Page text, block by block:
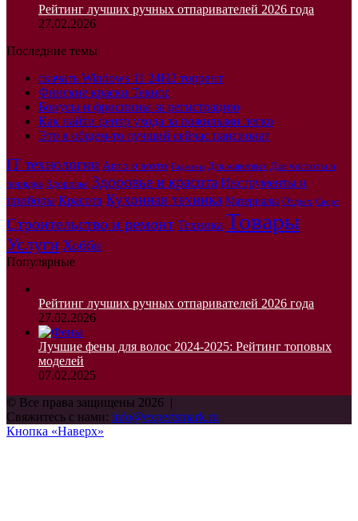
Рейтинг лучших ручных отпаривателей 2026 года
27.02.2026
Последние темы
скачать Windows 11 24H2 торрент
Финские краски Текнос
Бонусы и фриспины за регистрацию
Как найти центр ухода за пожилыми легко
Это в общем-то лучший сейчас пансионат
IT технологии Авто и мото Гаджеты Для животных Для чистоты и
порядка Здоровье Здоровье и красота Инструменты и
приборы Красота Кухонная техника Материалы Отдых Спорт
Строительство и ремонт Техника Товары
Услуги Хобби
Популярные
Рейтинг лучших ручных отпаривателей 2026 года
27.02.2026
Лучшие фены для волос 2024-2025: Рейтинг топовых
моделей
07.02.2025
© Все права защищены 2026 |
Свяжитесь с нами: info@expertsmark.ru
Кнопка «Наверх»